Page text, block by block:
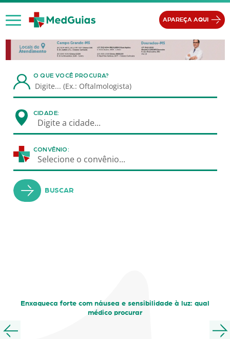
Ir para o conteúdo
APAREÇA AQUI
O QUE VOCÊ PROCURA?
CIDADE:
Digite a cidade...
CONVÊNIO:
Selecione o convênio...
BUSCAR
Enxaqueca forte com náusea e sensibilidade à luz: qual
médico procurar